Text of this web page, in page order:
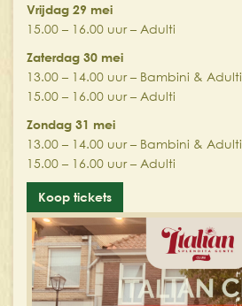
Vrijdag 29 mei
15.00 – 16.00 uur – Adulti
Zaterdag 30 mei
13.00 – 14.00 uur – Bambini & Adulti
15.00 – 16.00 uur – Adulti
Zondag 31 mei
13.00 – 14.00 uur – Bambini & Adulti
15.00 – 16.00 uur – Adulti
Koop tickets